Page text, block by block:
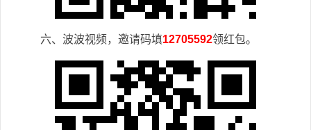
六、波波视频，邀请码填12705592领红包。